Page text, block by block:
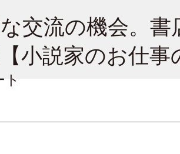
交流の機会。書
小説家のお仕事